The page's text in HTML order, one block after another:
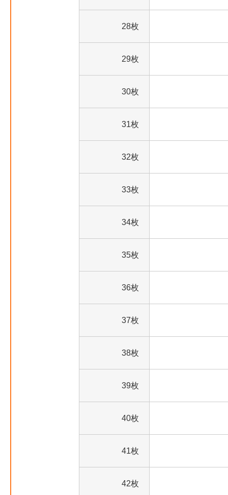
28枚
29枚
30枚
31枚
32枚
33枚
34枚
35枚
36枚
37枚
38枚
39枚
40枚
41枚
42枚